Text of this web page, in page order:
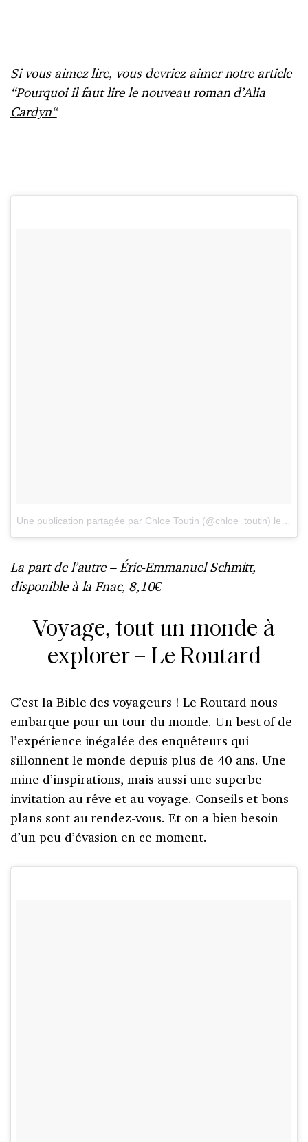
Si vous aimez lire, vous devriez aimer notre article
“Pourquoi il faut lire le nouveau roman d’Alia
Cardyn“
Une publication partagée par Chloe Toutin (@chloe_toutin) le
La part de l’autre – Éric-Emmanuel Schmitt,
disponible à laFnac, 8,10€
Voyage, tout un monde à
explorer – Le Routard
C’est la Bible des voyageurs ! Le Routard nous
embarque pour un tour du monde. Un best of de
l’expérience inégalée des enquêteurs qui
sillonnent le monde depuis plus de 40 ans. Une
mine d’inspirations, mais aussi une superbe
invitation au rêve et auvoyage. Conseils et bons
plans sont au rendez-vous. Et on a bien besoin
d’un peu d’évasion en ce moment.